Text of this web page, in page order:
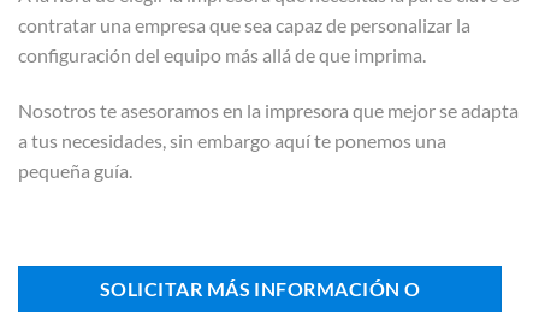
contratar una empresa que sea capaz de personalizar la
configuración del equipo más allá de que imprima.
Nosotros te asesoramos en la impresora que mejor se adapta
a tus necesidades, sin embargo aquí te ponemos una
pequeña guía.
SOLICITAR MÁS INFORMACIÓN O